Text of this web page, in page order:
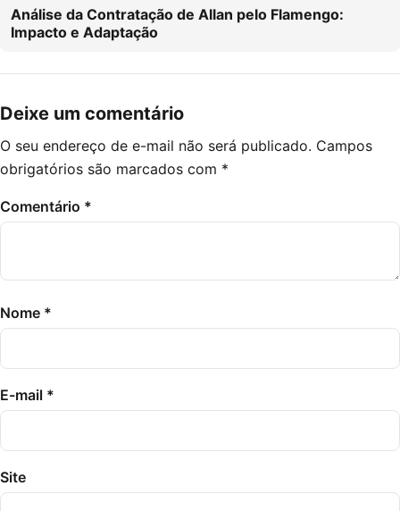
Análise da Contratação de Allan pelo Flamengo:
Impacto e Adaptação
Deixe um comentário
O seu endereço de e-mail não será publicado. Campos
obrigatórios são marcados com *
Comentário *
Nome *
E-mail *
Site